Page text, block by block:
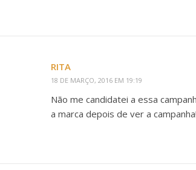
RITA
18 DE MARÇO, 2016 EM 19:19
Não me candidatei a essa
a marca depois de ver a campanha!